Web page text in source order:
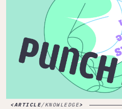
ARTICLE/KNOWLEDGE